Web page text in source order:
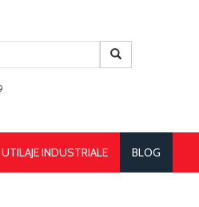
UTILAJE INDUSTRIALE BLOG